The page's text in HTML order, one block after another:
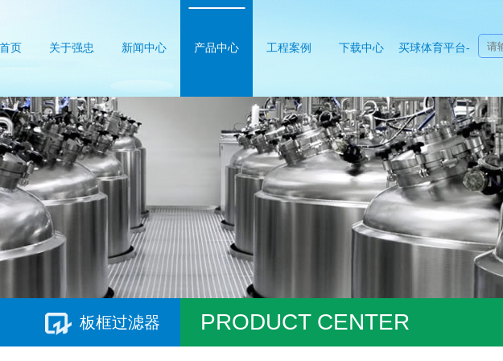
页 关于强忠 新闻中心 产品中心 工程案例 下载中心 买球体育平台-
官方网站（中
国）官网
板框过滤器 PRODUCT CENTER